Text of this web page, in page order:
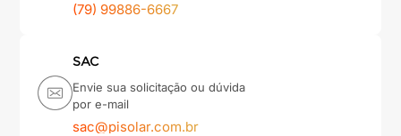
(79) 99886-6667
SAC
Envie sua solicitação ou dúvida
por e-mail
sac@pisolar.com.br